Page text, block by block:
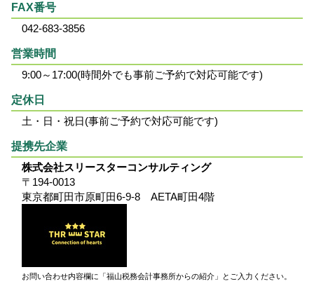
FAX番号
042-683-3856
営業時間
9:00～17:00(時間外でも事前ご予約で対応可能です)
定休日
土・日・祝日(事前ご予約で対応可能です)
提携先企業
株式会社スリースターコンサルティング
〒194-0013
東京都町田市原町田6-9-8 AETA町田4階
お問い合わせ内容欄に「福山税務会計事務所からの紹介」とご入力ください。